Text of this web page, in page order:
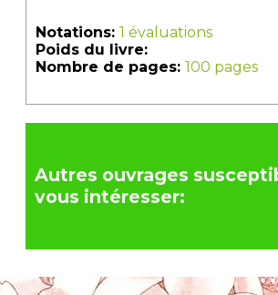
Notations: 1 évaluations
Poids du livre:
Nombre de pages: 100 pages
Autres ouvrages
vous intéresser: